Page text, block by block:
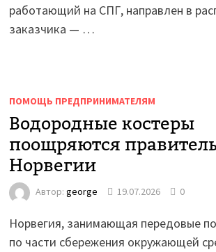
работающий на СПГ, направлен в
заказчика — …
ПОМОЩЬ ПРЕДПРИНИМАТЕЛЯМ
Водородные костеры
поощряются
Норвегии
Автор: george 19.07.2026 0
Норвегия, занимающая передовые
по части сбережения окружающей